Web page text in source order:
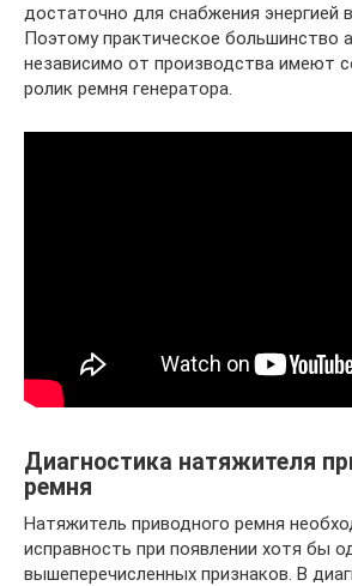
достаточно для снабжения энергией
Поэтому практическое большинство
независимо от производства имеют
ролик ремня генератора.
Диагностика натяжителя
ремня
Натяжитель приводного ремня
исправность при появлении хотя бы
вышеперечисленных признаков. В